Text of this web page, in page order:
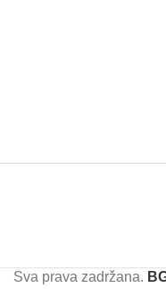
Sva prava zadržana.